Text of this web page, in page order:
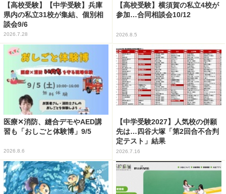
【高校受験】【中学受験】兵庫
県内の私立31校が集結、個別相
談会9/6
2026.7.28
【高校受験】横須賀の私立4校が
参加…合同相談会10/12
2026.8.5
医療✕消防、縫合デモやAED講
習も「おしごと体験博」9/5
2026.8.6
【中学受験2027】人気校の併願
先は…四谷大塚「第2回合不合判
定テスト」結果
2026.7.16